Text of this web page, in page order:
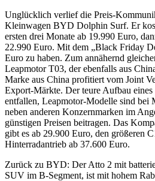
Unglücklich verlief die Preis-
Kleinwagen BYD Dolphin Surf. Er
ersten drei Monate ab 19.990 Euro,
22.990 Euro. Mit dem „Black Friday
Euro zu haben. Zum annähernd
Leapmotor T03, der ebenfalls aus
Marke aus China profitiert vom Joint
Export-Märkte. Der teure Aufbau eines
entfallen, Leapmotor-Modelle sind bei
neben anderen Konzernmarken im
günstigen Preisen beitragen. Das
gibt es ab 29.900 Euro, den größeren
Hinterradantrieb ab 37.600 Euro.
Zurück zu BYD: Der Atto 2 mit
SUV im B-Segment, ist mit hohem